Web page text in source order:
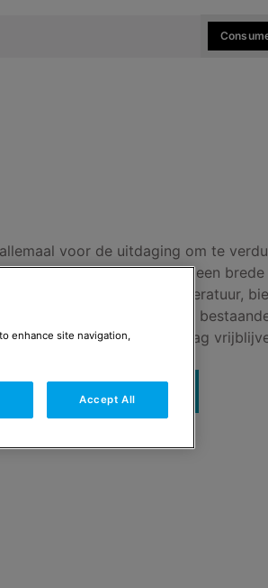
voor de uitdaging om te
en op welk moment. Met een
in hoog en laag temperatuur,
voor
de mogelijkheden? Vraag
een adviesgesprek aan
enhance site navigation,
Accept All